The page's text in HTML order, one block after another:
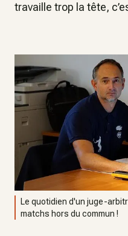
travaille trop la tête,
Le quotidien d'un juge-
matchs hors du commun !